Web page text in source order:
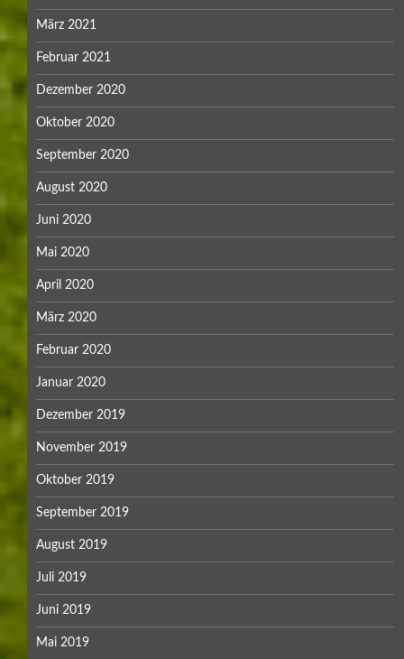
März 2021
Februar 2021
Dezember 2020
Oktober 2020
September 2020
August 2020
Juni 2020
Mai 2020
April 2020
März 2020
Februar 2020
Januar 2020
Dezember 2019
November 2019
Oktober 2019
September 2019
August 2019
Juli 2019
Juni 2019
Mai 2019